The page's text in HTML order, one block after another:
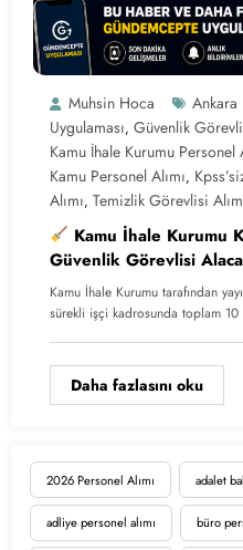
2026 Personel Alımı adalet
adliye personel alımı büro
Muhsin Hoca Ankara
Uygulaması, Güvenlik
Kamu İhale Kurumu Personel
Kamu Personel Alımı,
Alımı, Temizlik Görevlisi
Kamu İhale Kurumu
Güvenlik Görevlisi
Kamu İhale Kurumu tarafından
sürekli işçi kadrosunda toplam
Daha fazlasını oku